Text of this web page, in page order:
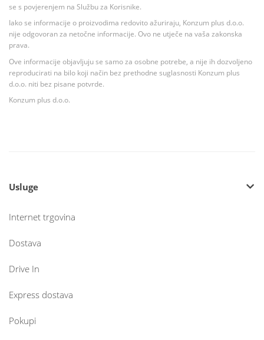
se s povjerenjem na Službu za Korisnike.
Iako se informacije o proizvodima redovito ažuriraju, Konzum plus d.o.o.
nije odgovoran za netočne informacije. Ovo ne utječe na vaša zakonska
prava.
Ove informacije objavljuju se samo za osobne potrebe, a nije ih dozvoljeno
reproducirati na bilo koji način bez prethodne suglasnosti Konzum plus
d.o.o. niti bez pisane potvrde.
Konzum plus d.o.o.
Usluge
Internet trgovina
Dostava
Drive In
Express dostava
Pokupi